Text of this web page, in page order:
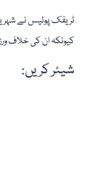
ٹریفک پولیس نے
کیونکہ ان کی خلاف
شیئر کریں: